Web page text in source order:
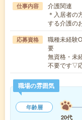
仕事内容
介護関連
＊入居者の
する介護の
応募資格
職種未経験
要
無資格・未
不要です▽
職場の雰囲気
年齢層
20代